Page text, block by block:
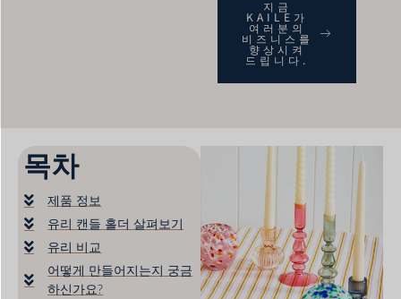
지금
KAILE가
여러분의
비즈니스를
향상시켜
드립니다.
목차
제품 정보
유리 캔들 홀더 살펴보기
유리 비교
어떻게 만들어지는지 궁금
하신가요?